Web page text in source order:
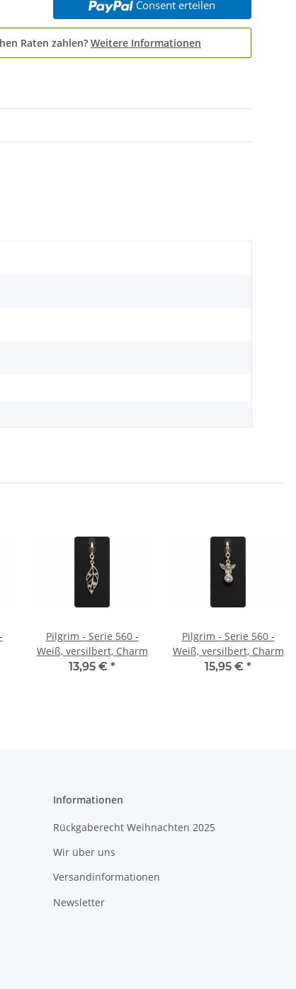
Consent erteilen
Raten zahlen? Weitere Informationen
Pilgrim - Serie 560 -
Weiß, versilbert, Charm
13,95 € *
Pilgrim - Serie 560 -
Weiß, versilbert, Charm
15,95 € *
Informationen
Rückgaberecht Weihnachten 2025
Wir über uns
Versandinformationen
Newsletter